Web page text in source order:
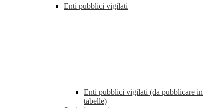
Enti pubblici vigilati
Enti pubblici vigilati (da pubblicare in
tabelle)